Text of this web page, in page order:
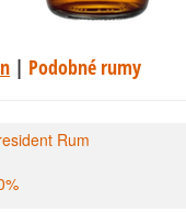
| Podobné rumy
Rum